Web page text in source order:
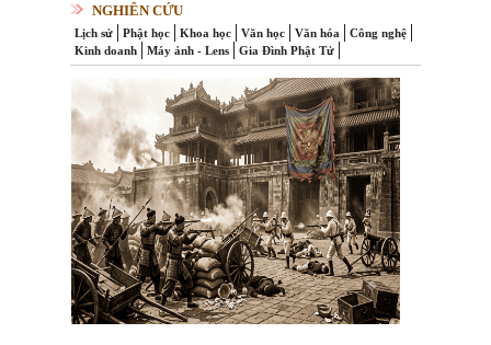
NGHIÊN CỨU
Lịch sử Phật học Khoa học Văn học Văn hóa
Công nghệ
Kinh doanh
Máy ảnh - Lens Gia Đình Phật Tử